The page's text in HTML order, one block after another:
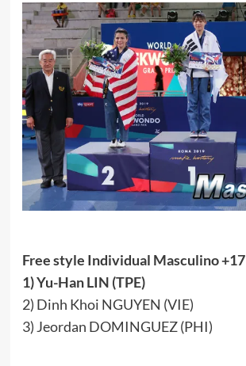
Free style Individual Masculino +17
1) Yu-Han LIN (TPE)
2) Dinh Khoi NGUYEN (VIE)
3) Jeordan DOMINGUEZ (PHI)